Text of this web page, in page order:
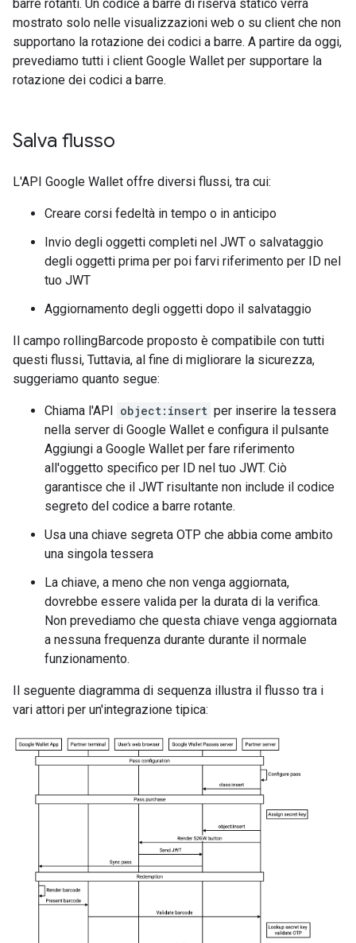
barre rotanti. Un codice a barre di riserva statico verrà
mostrato solo nelle visualizzazioni web o su client che non
supportano la rotazione dei codici a barre. A partire da oggi,
prevediamo tutti i client Google Wallet per supportare la
rotazione dei codici a barre.
Salva flusso
L'API Google Wallet offre diversi flussi, tra cui:
Creare corsi fedeltà in tempo o in anticipo
Invio degli oggetti completi nel JWT o salvataggio
degli oggetti prima per poi farvi riferimento per ID nel
tuo JWT
Aggiornamento degli oggetti dopo il salvataggio
Il campo rollingBarcode proposto è compatibile con tutti
questi flussi, Tuttavia, al fine di migliorare la sicurezza,
suggeriamo quanto segue:
Chiama l'API object:insert per inserire la tessera
nella server di Google Wallet e configura il pulsante
Aggiungi a Google Wallet per fare riferimento
all'oggetto specifico per ID nel tuo JWT. Ciò
garantisce che il JWT risultante non include il codice
segreto del codice a barre rotante.
Usa una chiave segreta OTP che abbia come ambito
una singola tessera
La chiave, a meno che non venga aggiornata,
dovrebbe essere valida per la durata di la verifica.
Non prevediamo che questa chiave venga aggiornata
a nessuna frequenza durante durante il normale
funzionamento.
Il seguente diagramma di sequenza illustra il flusso tra i
vari attori per un'integrazione tipica: